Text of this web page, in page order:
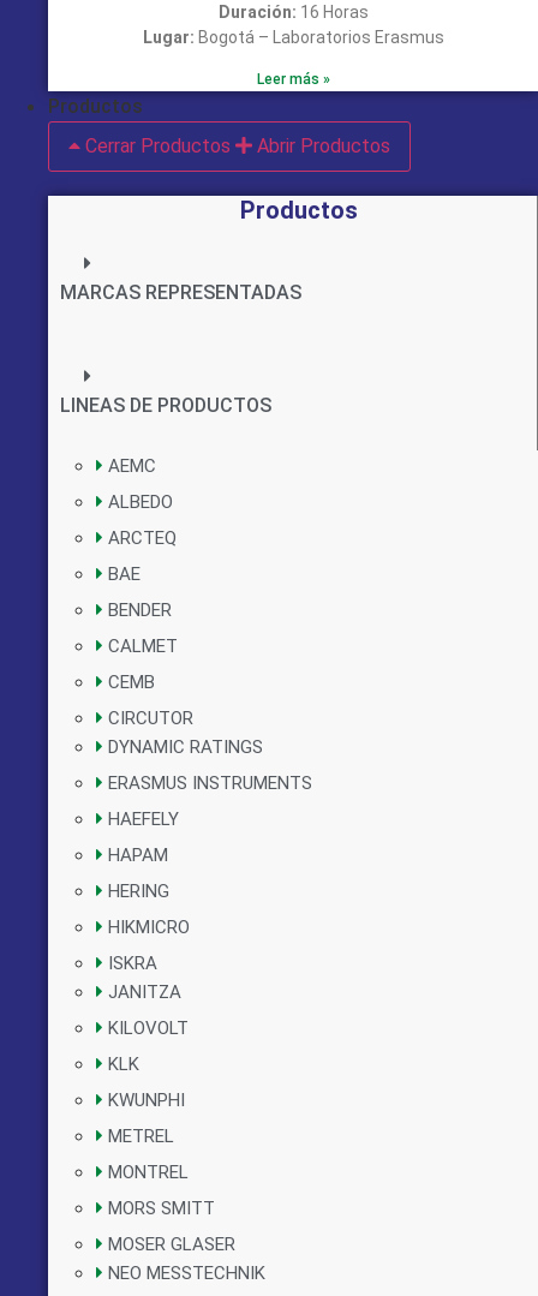
Duración: 16 Horas
Lugar: Bogotá – Laboratorios Erasmus
Leer más »
Productos
Cerrar Productos
Abrir Productos
Productos
MARCAS REPRESENTADAS
LINEAS DE PRODUCTOS
AEMC
ALBEDO
ARCTEQ
BAE
BENDER
CALMET
CEMB
CIRCUTOR
DYNAMIC RATINGS
ERASMUS INSTRUMENTS
HAEFELY
HAPAM
HERING
HIKMICRO
ISKRA
JANITZA
KILOVOLT
KLK
KWUNPHI
METREL
MONTREL
MORS SMITT
MOSER GLASER
NEO MESSTECHNIK